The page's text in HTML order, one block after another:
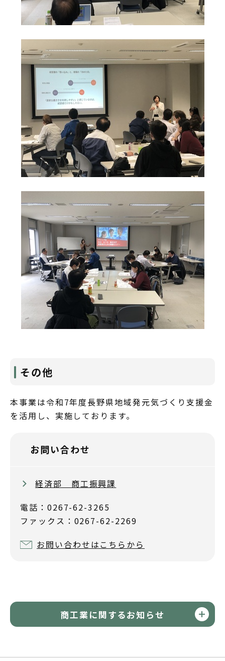
その他
本事業は令和7年度長野県地域発元気づくり支援金
を活用し、実施しております。
お問い合わせ
経済部 商工振興課
電話：0267-62-3265
ファックス：0267-62-2269
お問い合わせはこちらから
商工業に関するお知らせ